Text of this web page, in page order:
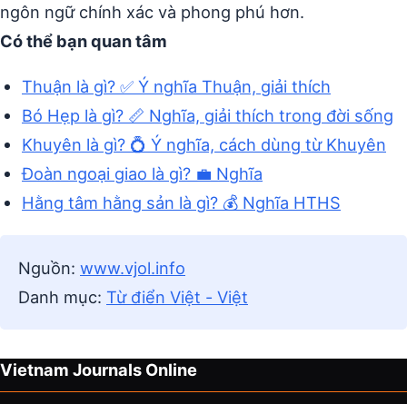
ngôn ngữ chính xác và phong phú hơn.
Có thể bạn quan tâm
Thuận là gì? ✅ Ý nghĩa Thuận, giải thích
Bó Hẹp là gì? 📏 Nghĩa, giải thích trong đời sống
Khuyên là gì? 💍 Ý nghĩa, cách dùng từ Khuyên
Đoàn ngoại giao là gì? 💼 Nghĩa
Hằng tâm hằng sản là gì? 💰 Nghĩa HTHS
Nguồn: www.vjol.info
Danh mục: Từ điển Việt - Việt
Vietnam Journals Online